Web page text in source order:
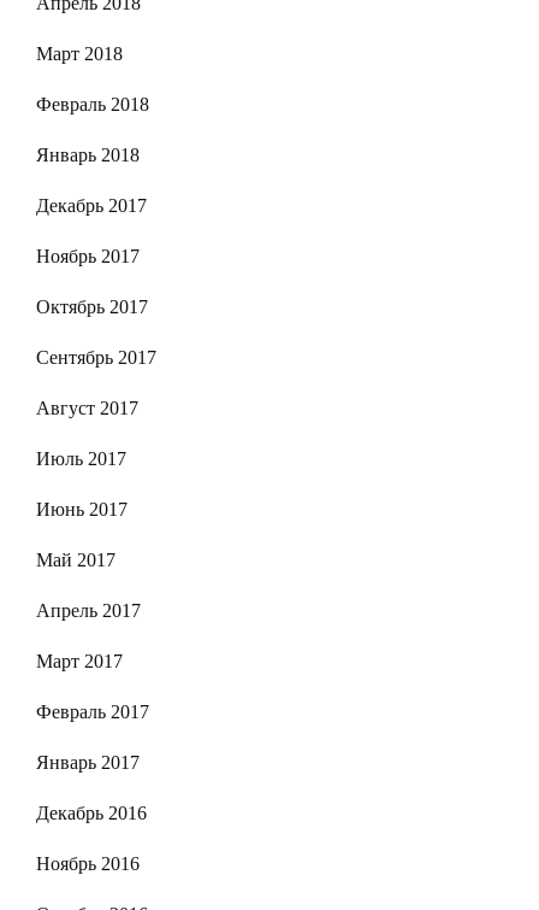
Март 2018
Февраль 2018
Январь 2018
Декабрь 2017
Ноябрь 2017
Октябрь 2017
Сентябрь 2017
Август 2017
Июль 2017
Июнь 2017
Май 2017
Апрель 2017
Март 2017
Февраль 2017
Январь 2017
Декабрь 2016
Ноябрь 2016